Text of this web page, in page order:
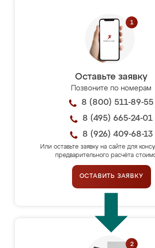
Оставьте заявку
Позвоните по номерам
8 (800) 511-89-55
8 (495) 665-24-01
8 (926) 409-68-13
Или оставьте заявку на сайте для
предварительного расчёта
ОСТАВИТЬ ЗАЯВКУ